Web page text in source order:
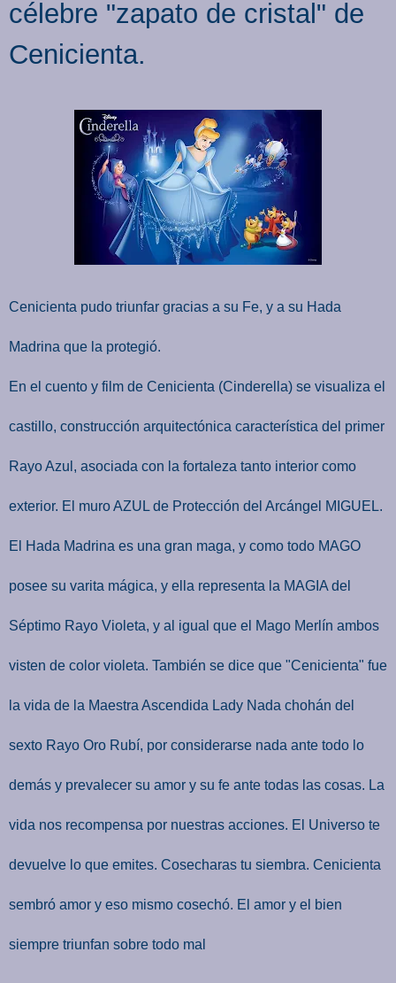
célebre "zapato de cristal" de
Cenicienta.
Cenicienta pudo triunfar gracias a su Fe, y a su Hada
Madrina que la protegió.
En el cuento y film de Cenicienta (Cinderella) se visualiza el
castillo, construcción arquitectónica característica del primer
Rayo Azul, asociada con la fortaleza tanto interior como
exterior. El muro AZUL de Protección del Arcángel MIGUEL.
El Hada Madrina es una gran maga, y como todo MAGO
posee su varita mágica, y ella representa la MAGIA del
Séptimo Rayo Violeta, y al igual que el Mago Merlín ambos
visten de color violeta. También se dice que "Cenicienta" fue
la vida de la Maestra Ascendida Lady Nada chohán del
sexto Rayo Oro Rubí, por considerarse nada ante todo lo
demás y prevalecer su amor y su fe ante todas las cosas. La
vida nos recompensa por nuestras acciones. El Universo te
devuelve lo que emites. Cosecharas tu siembra. Cenicienta
sembró amor y eso mismo cosechó. El amor y el bien
siempre triunfan sobre todo mal